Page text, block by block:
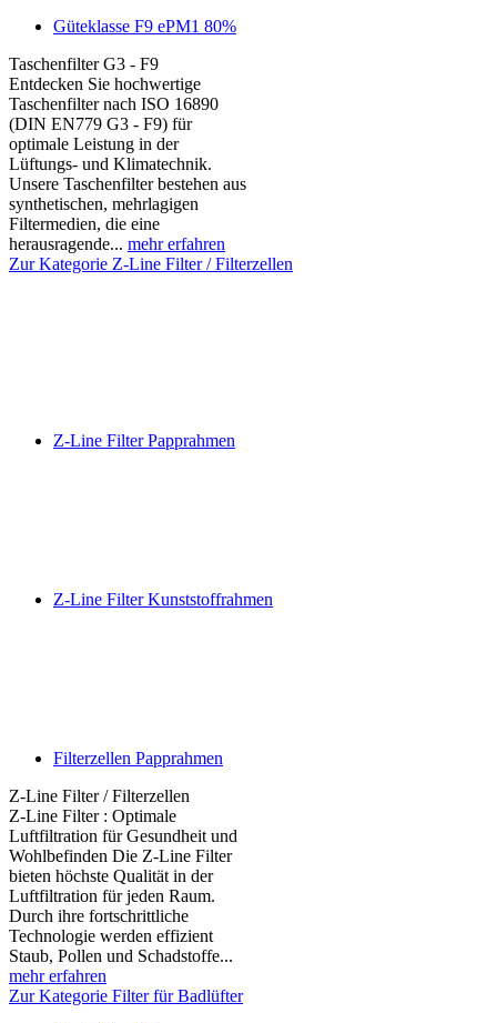
Güteklasse F9 ePM1 80%
Taschenfilter G3 - F9
Entdecken Sie hochwertige
Taschenfilter nach ISO 16890
(DIN EN779 G3 - F9) für
optimale Leistung in der
Lüftungs- und Klimatechnik.
Unsere Taschenfilter bestehen aus
synthetischen, mehrlagigen
Filtermedien, die eine
herausragende... mehr erfahren
Zur Kategorie Z-Line Filter / Filterzellen
Z-Line Filter Papprahmen
Z-Line Filter Kunststoffrahmen
Filterzellen Papprahmen
Z-Line Filter / Filterzellen
Z-Line Filter : Optimale
Luftfiltration für Gesundheit und
Wohlbefinden Die Z-Line Filter
bieten höchste Qualität in der
Luftfiltration für jeden Raum.
Durch ihre fortschrittliche
Technologie werden effizient
Staub, Pollen und Schadstoffe...
mehr erfahren
Zur Kategorie Filter für Badlüfter